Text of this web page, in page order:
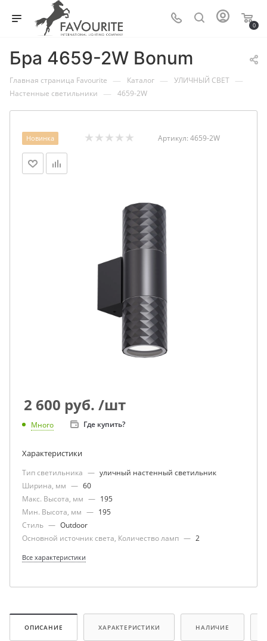
0
Бра 4659-2W Bonum
Главная страница Favourite — Каталог — УЛИЧНЫЙ СВЕТ —
Настенные светильники — 4659-2W
Новинка Артикул: 4659-2W
2 600 руб. /шт
Много Где купить?
Характеристики
Тип светильника — уличный настенный светильник
Ширина, мм — 60
Макс. Высота, мм — 195
Мин. Высота, мм — 195
Стиль — Outdoor
Основной источник света, Количество ламп — 2
Все характеристики
ОПИСАНИЕ ХАРАКТЕРИСТИКИ НАЛИЧИЕ